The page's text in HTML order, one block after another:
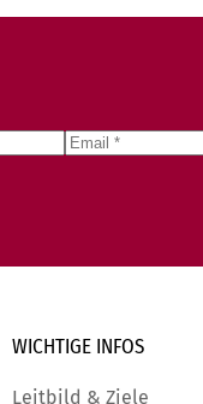
WICHTIGE INFOS
Leitbild & Ziele